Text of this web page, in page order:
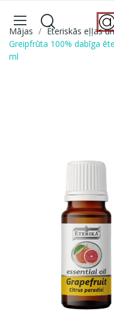
Mājas
Ēteriskās eļļas
Greipfrūta 100% dabīga
ml